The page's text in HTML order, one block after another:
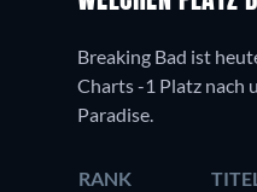
Breaking Bad ist
Charts -1 Platz nach
Paradise.
RANK